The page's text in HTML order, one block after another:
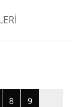
8 9